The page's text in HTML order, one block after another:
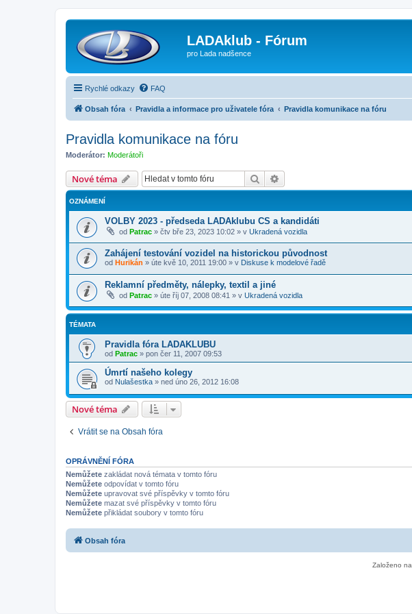
LADAklub - Fórum
pro Lada nadšence
Rychlé odkazy FAQ
Obsah fóra Pravidla a informace pro uživatele fóra Pravidla komunikace na fóru
Pravidla komunikace na fóru
Moderátor: Moderátoři
Nové téma Hledat
OZNÁMENÍ
VOLBY 2023 - předseda LADAklubu CS a kandidáti
od Patrac » čtv bře 23, 2023 10:02 » v Ukradená vozidla
Zahájení testování vozidel na historickou původnost
od Hurikán » úte kvě 10, 2011 19:00 » v Diskuse k modelové řadě
Reklamní předměty, nálepky, textil a jiné
od Patrac » úte říj 07, 2008 08:41 » v Ukradená vozidla
TÉMATA
Pravidla fóra LADAKLUBU
od Patrac » pon čer 11, 2007 09:53
Úmrtí našeho kolegy
od Nulašestka » ned úno 26, 2012 16:08
Nové téma
Vrátit se na Obsah fóra
OPRÁVNĚNÍ FÓRA
Nemůžete zakládat nová témata v tomto fóru
Nemůžete odpovídat v tomto fóru
Nemůžete upravovat své příspěvky v tomto fóru
Nemůžete mazat své příspěvky v tomto fóru
Nemůžete přikládat soubory v tomto fóru
Obsah fóra
Založeno na